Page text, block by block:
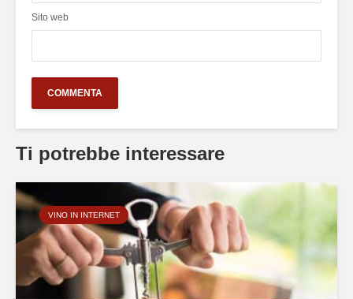
Sito web
Ti potrebbe interessare
VINO IN INTERNET